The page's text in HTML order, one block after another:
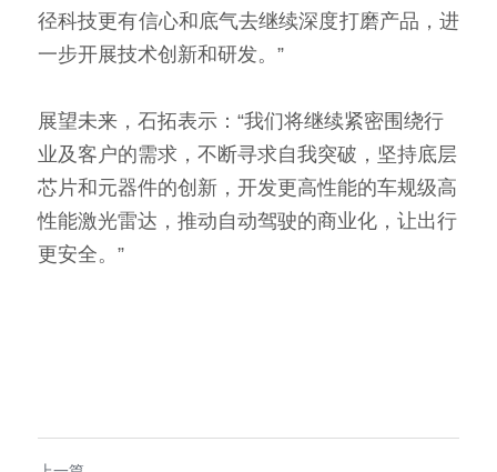
径科技更有信心和底气去继续深度打磨产品，进
一步开展技术创新和研发。”
展望未来，石拓表示：“我们将继续紧密围绕行
业及客户的需求，不断寻求自我突破，坚持底层
芯片和元器件的创新，开发更高性能的车规级高
性能激光雷达，推动自动驾驶的商业化，让出行
更安全。”